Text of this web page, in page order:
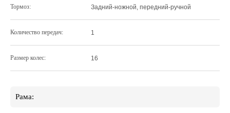
Тормоз: Задний-ножной, передний-ручной
Количество передач: 1
Размер колес: 16
Рама: